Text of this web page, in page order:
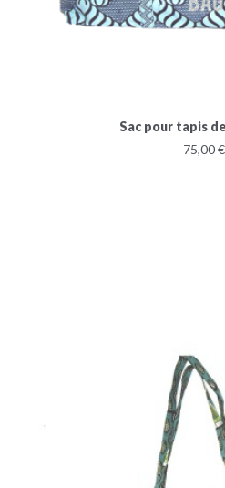
Sac pour tapis
75,00 €